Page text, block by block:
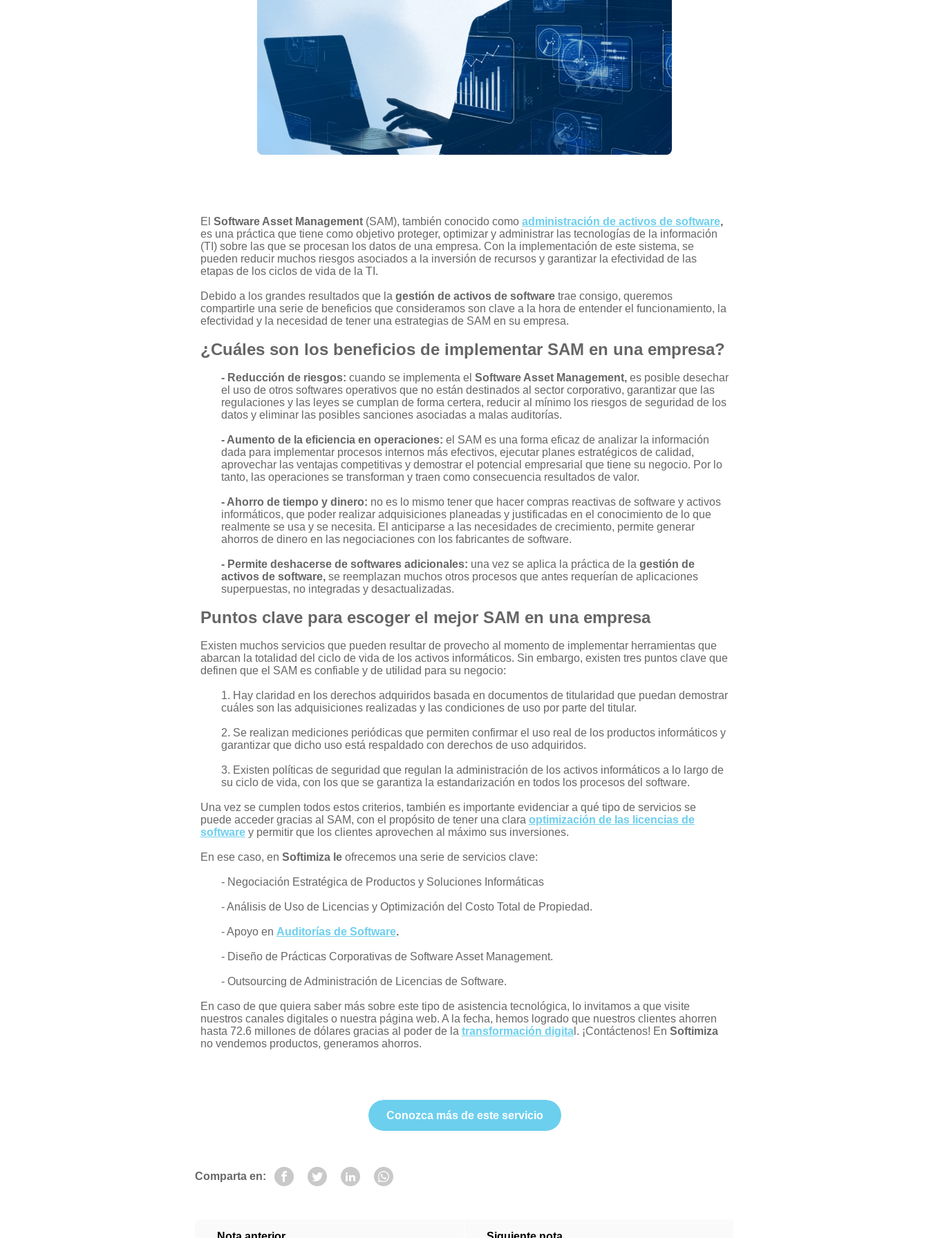
El Software Asset Management (SAM), también conocido como administración de activos de software,
es una práctica que tiene como objetivo proteger, optimizar y administrar las tecnologías de la información
(TI) sobre las que se procesan los datos de una empresa. Con la implementación de este sistema, se
pueden reducir muchos riesgos asociados a la inversión de recursos y garantizar la efectividad de las
etapas de los ciclos de vida de la TI.
Debido a los grandes resultados que la gestión de activos de softwaretrae consigo, queremos
compartirle una serie de beneficios que consideramos son clave a la hora de entender el funcionamiento, la
efectividad y la necesidad de tener una estrategias de SAM en su empresa.
¿Cuáles son los beneficios de implementar SAM en una empresa?
- Reducción de riesgos: cuando se implementa el Software Asset Management, es posible desechar
el uso de otros softwares operativos que no están destinados al sector corporativo, garantizar que las
regulaciones y las leyes se cumplan de forma certera, reducir al mínimo los riesgos de seguridad de los
datos y eliminar las posibles sanciones asociadas a malas auditorías.
- Aumento de la eficiencia en operaciones: el SAM es una forma eficaz de analizar la información
dada para implementar procesos internos más efectivos, ejecutar planes estratégicos de calidad,
aprovechar las ventajas competitivas y demostrar el potencial empresarial que tiene su negocio. Por lo
tanto, las operaciones se transforman y traen como consecuencia resultados de valor.
- Ahorro de tiempo y dinero: no es lo mismo tener que hacer compras reactivas de software y activos
informáticos, que poder realizar adquisiciones planeadas y justificadas en el conocimiento de lo que
realmente se usa y se necesita. El anticiparse a las necesidades de crecimiento, permite generar
ahorros de dinero en las negociaciones con los fabricantes de software.
- Permite deshacerse de softwares adicionales: una vez se aplica la práctica de la gestión de
activos de software, se reemplazan muchos otros procesos que antes requerían de aplicaciones
superpuestas, no integradas y desactualizadas.
Puntos clave para escoger el mejor SAM en una empresa
Existen muchos servicios que pueden resultar de provecho al momento de implementar herramientas que
abarcan la totalidad del ciclo de vida de los activos informáticos. Sin embargo, existen tres puntos clave que
definen que el SAM es confiable y de utilidad para su negocio:
1. Hay claridad en los derechos adquiridos basada en documentos de titularidad que puedan demostrar
cuáles son las adquisiciones realizadas y las condiciones de uso por parte del titular.
2. Se realizan mediciones periódicas que permiten confirmar el uso real de los productos informáticos y
garantizar que dicho uso está respaldado con derechos de uso adquiridos.
3. Existen políticas de seguridad que regulan la administración de los activos informáticos a lo largo de
su ciclo de vida, con los que se garantiza la estandarización en todos los procesos del software.
Una vez se cumplen todos estos criterios, también es importante evidenciar a qué tipo de servicios se
puede acceder gracias al SAM, con el propósito de tener una clara optimización de las licencias de
software y permitir que los clientes aprovechen al máximo sus inversiones.
En ese caso, en Softimiza le ofrecemos una serie de servicios clave:
- Negociación Estratégica de Productos y Soluciones Informáticas
- Análisis de Uso de Licencias y Optimización del Costo Total de Propiedad.
- Apoyo en Auditorías de Software.
- Diseño de Prácticas Corporativas de Software Asset Management.
- Outsourcing de Administración de Licencias de Software.
En caso de que quiera saber más sobre este tipo de asistencia tecnológica, lo invitamos a que visite
nuestros canales digitales o nuestra página web. A la fecha, hemos logrado que nuestros clientes ahorren
hasta 72.6 millones de dólares gracias al poder de la transformación digital. ¡Contáctenos! En Softimiza
no vendemos productos, generamos ahorros.
Conozca más de este servicio
Comparta en: